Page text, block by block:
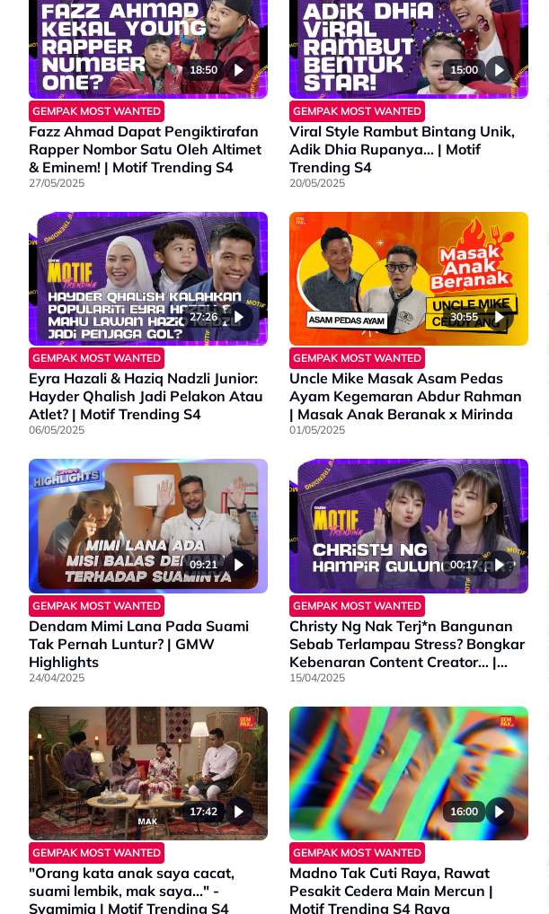
18:50
GEMPAK MOST WANTED
Fazz Ahmad Dapat Pengiktirafan
Rapper Nombor Satu Oleh Altimet
& Eminem! | Motif Trending S4
27/05/2025
15:00
GEMPAK MOST WANTED
Viral Style Rambut Bintang Unik,
Adik Dhia Rupanya… | Motif
Trending S4
20/05/2025
27:26
GEMPAK MOST WANTED
Eyra Hazali & Haziq Nadzli Junior:
Hayder Qhalish Jadi Pelakon Atau
Atlet? | Motif Trending S4
06/05/2025
30:55
GEMPAK MOST WANTED
Uncle Mike Masak Asam Pedas
Ayam Kegemaran Abdur Rahman
| Masak Anak Beranak x Mirinda
01/05/2025
09:21
GEMPAK MOST WANTED
Dendam Mimi Lana Pada Suami
Tak Pernah Luntur? | GMW
Highlights
24/04/2025
00:17
GEMPAK MOST WANTED
Christy Ng Nak Terj*n Bangunan
Sebab Terlampau Stress? Bongkar
Kebenaran Content Creator… |
Motif Trending S4
15/04/2025
17:42
GEMPAK MOST WANTED
"Orang kata anak saya cacat,
suami lembik, mak saya..." -
Syamimia | Motif Trending S4
16:00
GEMPAK MOST WANTED
Madno Tak Cuti Raya, Rawat
Pesakit Cedera Main Mercun |
Motif Trending S4 Raya